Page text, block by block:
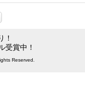
！
受賞中！
Reserved.